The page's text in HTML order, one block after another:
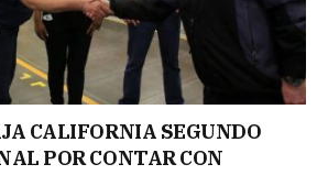
CALIFORNIA SEGUNDO
POR CONTAR CON